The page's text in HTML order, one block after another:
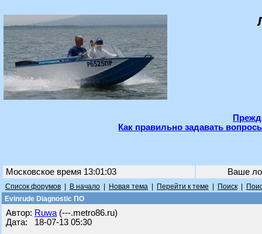
Как правильно задавать
Московское время 13:01:03 Ваше
Список форумов В начало Новая тема Перейти к теме Поиск
Evinrude Diagnostic ПО
Автор: Ruwa (---.metro86.ru)
Дата: 18-07-13 05:30